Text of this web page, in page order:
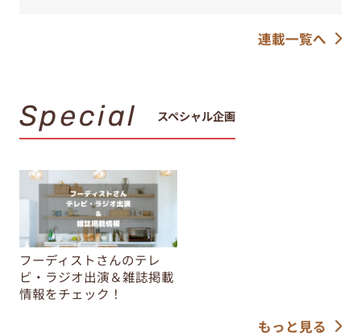
連載一覧へ
Special スペシャル企画
フーディストさんのテレ
ビ・ラジオ出演＆雑誌掲載
情報をチェック！
もっと見る